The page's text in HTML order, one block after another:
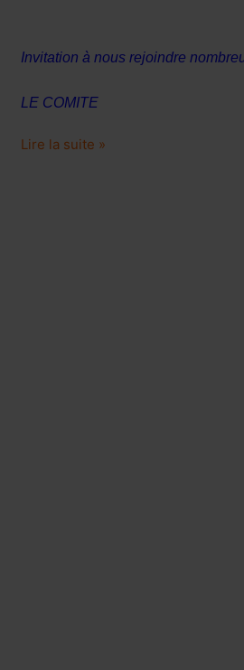
Invitation à nous rejoindre
LE COMITE
Lire la suite »